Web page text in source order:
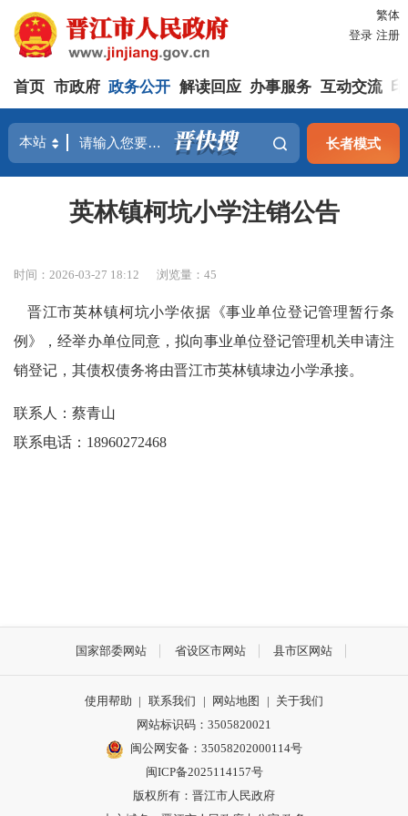
繁体
登录 注册
首页 市政府 政务公开 解读回应 办事服务 互动交流
长者模式
英林镇柯坑小学注销公告
时间：2026-03-27 18:12 浏览量：45
晋江市英林镇柯坑小学依据《事业单位登记管理暂行条
例》，经举办单位同意，拟向事业单位登记管理机关申请注
销登记，其债权债务将由晋江市英林镇埭边小学承接。
联系人：蔡青山
联系电话： 18960272468
国家部委网站 省设区市网站 县市区网站
使用帮助 | 联系我们 | 网站地图 | 关于我们
网站标识码：3505820021
闽公网安备：35058202000114号
闽ICP备2025114157号
版权所有：晋江市人民政府